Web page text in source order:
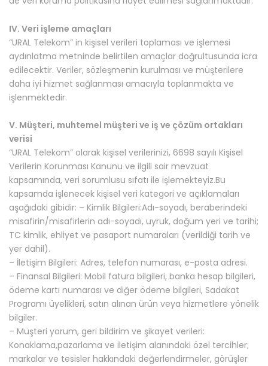
IV. Veri işleme amaçları
“URAL Telekom” in kişisel verileri toplaması ve işlemesi
aydınlatma metninde belirtilen amaçlar doğrultusunda icra
edilecektir. Veriler, sözleşmenin kurulması ve müşterilere
daha iyi hizmet sağlanması amacıyla toplanmakta ve
işlenmektedir.
V. Müşteri, muhtemel müşteri ve iş ve çözüm ortakları
verisi
“URAL Telekom” olarak kişisel verilerinizi, 6698 sayılı Kişisel
Verilerin Korunması Kanunu ve ilgili sair mevzuat
kapsamında, veri sorumlusu sıfatı ile işlemekteyiz.Bu
kapsamda işlenecek kişisel veri kategori ve açıklamaları
aşağıdaki gibidir: – Kimlik Bilgileri:Adı-soyadı, beraberindeki
misafirin/misafirlerin adı-soyadı, uyruk, doğum yeri ve tarihi;
TC kimlik, ehliyet ve pasaport numaraları (verildiği tarih ve
yer dahil).
– İletişim Bilgileri: Adres, telefon numarası, e-posta adresi.
– Finansal Bilgileri: Mobil fatura bilgileri, banka hesap bilgileri,
ödeme kartı numarası ve diğer ödeme bilgileri, Sadakat
Programı üyelikleri, satın alınan ürün veya hizmetlere yönelik
bilgiler.
– Müşteri yorum, geri bildirim ve şikayet verileri:
Konaklama,pazarlama ve iletişim alanındaki özel tercihler;
markalar ve tesisler hakkındaki değerlendirmeler, görüşler